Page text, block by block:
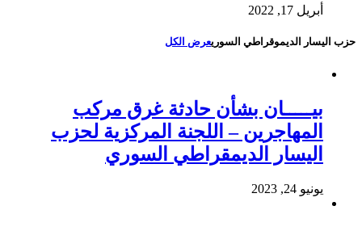
أبريل 17, 2022
حزب اليسار الديموقراطي السوريعرض الكل
بيـــــان بشأن حادثة غرق مركب
المهاجرين – اللجنة المركزية لحزب
اليسار الديمقراطي السوري
يونيو 24, 2023